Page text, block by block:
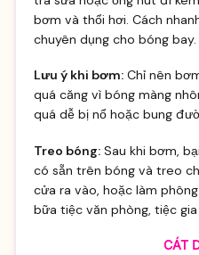
bơm và thổi hơi. Cách
chuyên dụng cho bóng bay.
Lưu ý khi bơm:Chỉ nên
quá căng vì bóng màng
quá dễ bị nổ hoặc bung
Treo bóng:Sau khi bơm,
có sẵn trên bóng và treo
cửa ra vào, hoặc làm
bữa tiệc văn phòng, tiệc gia
CÁT